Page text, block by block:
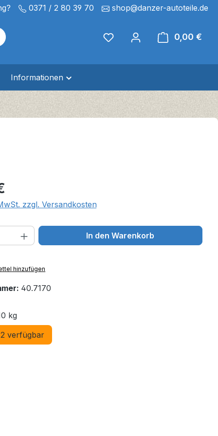
0371 / 2 80 39 70 shop@danzer-autoteile.de
0,00 €
Informationen
zzgl. Versandkosten
Gib den gewünschten Wert
In den Warenkorb
hinzufügen
40.7170
kg
verfügbar